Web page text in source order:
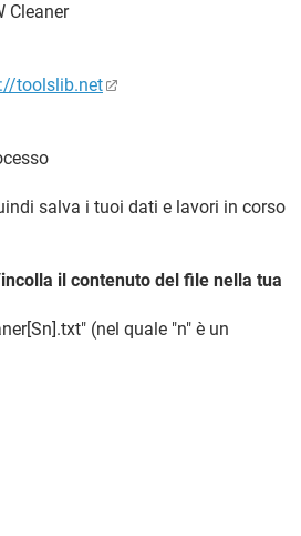
Cleaner
toolslib.net
salva i tuoi dati e lavori in corso
il contenuto del file nella tua
(nel quale "n" è un